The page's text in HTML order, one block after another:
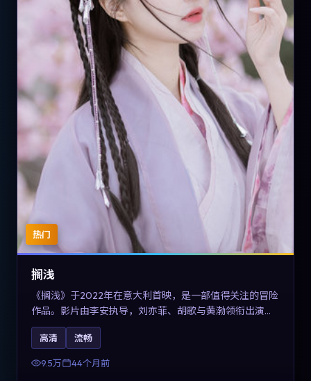
热门
搁浅
《搁浅》于2022年在意大利首映，是一部值得关注的冒险
作品。影片由李安执导，刘亦菲、胡歌与黄渤领衔出演。
剧情用喜剧外壳包裹对现实规则的温和反讽，整体完成度
高，适合希望了解意大利冒险类型创作的观众在线观看。
高清 流畅
9.5万 44个月前